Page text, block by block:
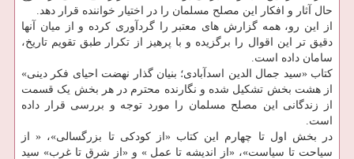
حال آثار و افکار این مصلح مسلمان را در اختیار خواننده قرار دهد.
از این رو، همه گزارش های معتبر را گردآوری کرده و از میان آنها
دقیق تر این اقوال را برگزیده و با پرهیز از تکرار طبق تقویم تاریخ،
سامان داده است.
کتاب «سید جمال الدین اسدآبادی؛ بنیان گذار نهضت احیای فکر دینی»
از هشت بخش تشکیل شده و نگارنده محترم در هر بخش یک قسمت
از زندگانی این مصلح مسلمان را مورد توجه و بررسی قرار داده
است.
در بخش اول تا چهارم این کتاب «از کودکی تا بزرگسالی»، « از
سیاحت تا سیاست»، «از اندیشه تا عمل » و «از شرق تا غرب» سید